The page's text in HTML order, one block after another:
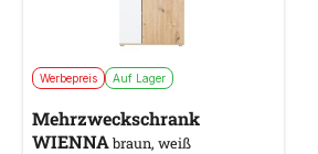
Werbepreis Auf Lager
Mehrzweckschrank
WIENNAbraun, weiß